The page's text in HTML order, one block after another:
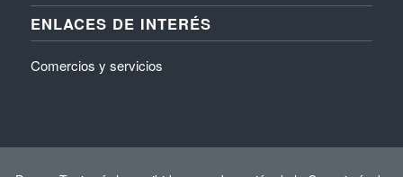
ENLACES DE INTERÉS
Comercios y servicios